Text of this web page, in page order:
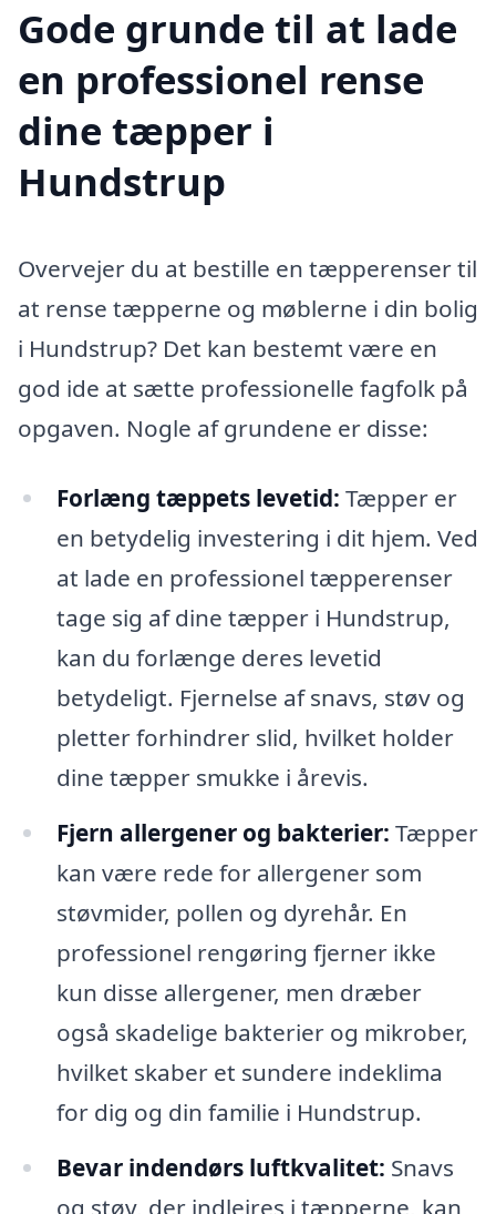
Gode grunde til at lade
en professionel rense
dine tæpper i
Hundstrup
Overvejer du at bestille en tæpperenser til
at rense tæpperne og møblerne i din bolig
i Hundstrup? Det kan bestemt være en
god ide at sætte professionelle fagfolk på
opgaven. Nogle af grundene er disse:
Forlæng tæppets levetid: Tæpper er
en betydelig investering i dit hjem. Ved
at lade en professionel tæpperenser
tage sig af dine tæpper i Hundstrup,
kan du forlænge deres levetid
betydeligt. Fjernelse af snavs, støv og
pletter forhindrer slid, hvilket holder
dine tæpper smukke i årevis.
Fjern allergener og bakterier: Tæpper
kan være rede for allergener som
støvmider, pollen og dyrehår. En
professionel rengøring fjerner ikke
kun disse allergener, men dræber
også skadelige bakterier og mikrober,
hvilket skaber et sundere indeklima
for dig og din familie i Hundstrup.
Bevar indendørs luftkvalitet: Snavs
og støv, der indlejres i tæpperne, kan